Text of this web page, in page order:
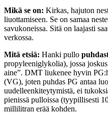
Mikä se on: Kirkas, hajuton
liuottamiseen. Se on samaa
savukoneissa. Sitä on laajasti
verkossa.
Mitä etsiä: Hanki pullo
propyleeniglykolia), jossa
aine”. DMT liukenee hyvin
(VG), joten puhdas PG antaa
uudelleenkiteytymistä, ei
pienissä pulloissa (tyypillisesti
millilitran erää kohden.